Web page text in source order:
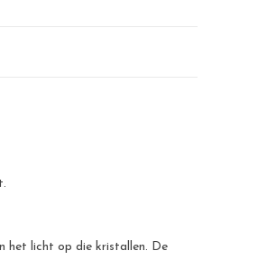
het licht op die kristallen. De